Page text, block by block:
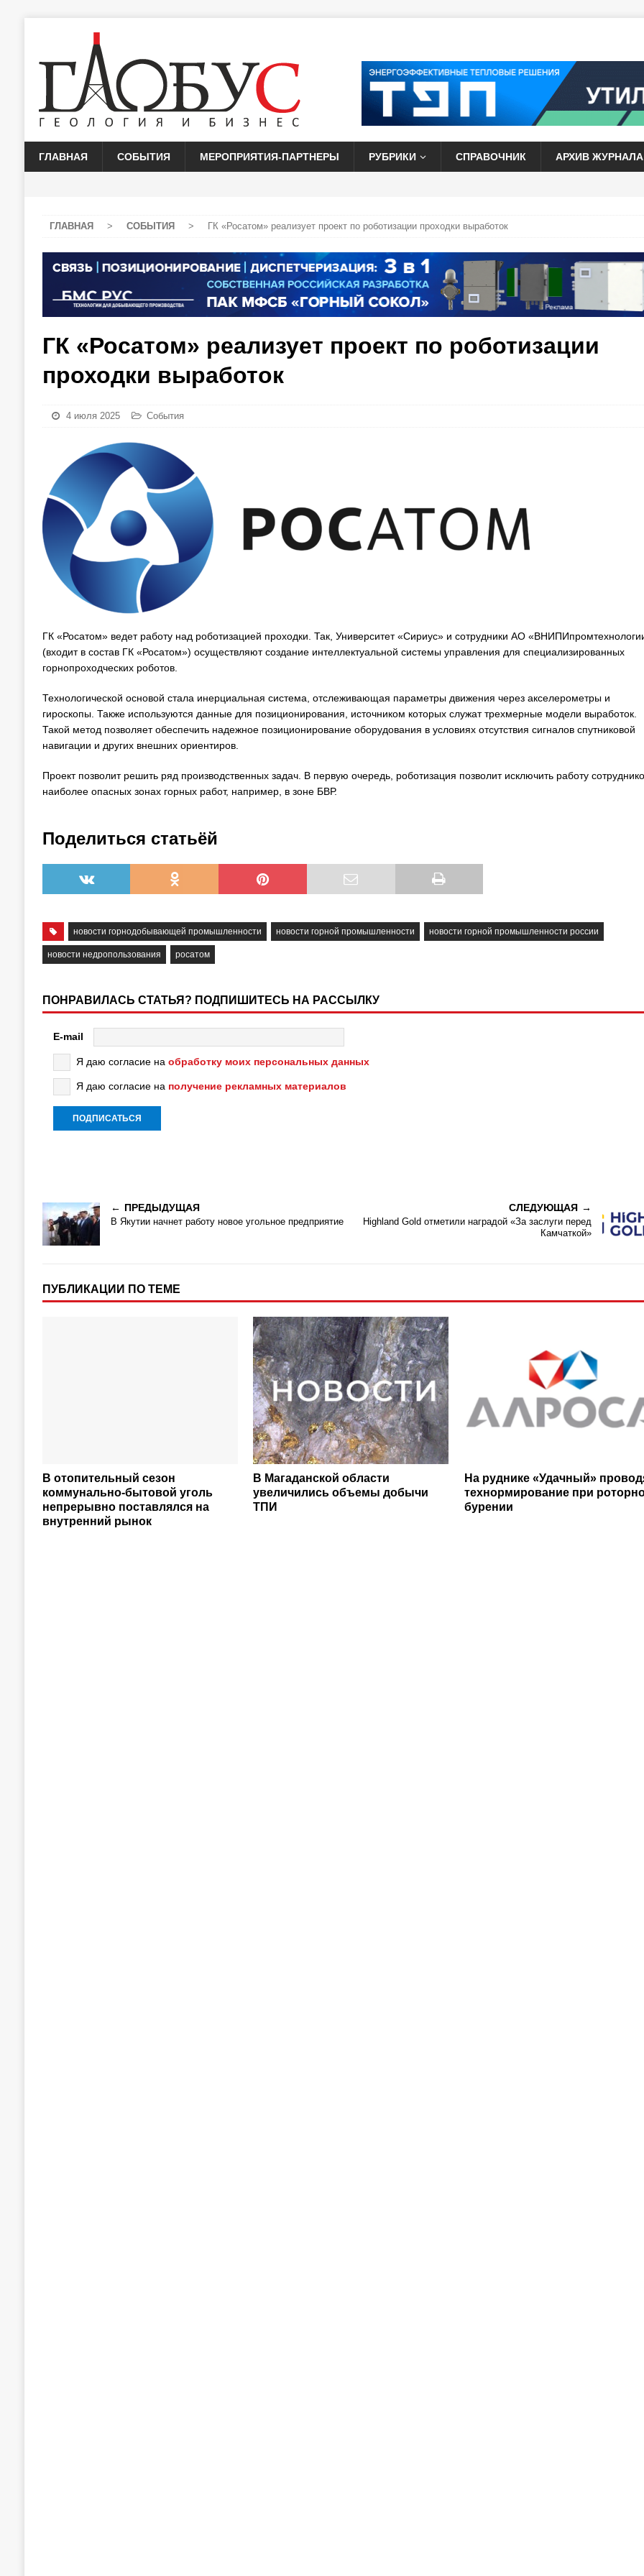
ГЛАВНАЯ СОБЫТИЯ МЕРОПРИЯТИЯ-ПАРТНЕРЫ РУБРИКИ СПРАВОЧНИК АРХИВ ЖУРНАЛА
ГЛАВНАЯ > СОБЫТИЯ > ГК «Росатом» реализует проект по роботизации проходки выработок
ГК «Росатом» реализует проект по роботизации
проходки выработок
4 июля 2025 События
ГК «Росатом» ведет работу над роботизацией проходки. Так, Университет «Сириус» и сотрудники АО
(входит в состав ГК «Росатом») осуществляют создание интеллектуальной системы управления для специализированных
горнопроходческих роботов.
Технологической основой стала инерциальная система, отслеживающая параметры движения через акселерометры и
гироскопы. Также используются данные для позиционирования, источником которых служат трехмерные модели выработок.
Такой метод позволяет обеспечить надежное позиционирование оборудования в условиях отсутствия сигналов спутниковой
навигации и других внешних ориентиров.
Проект позволит решить ряд производственных задач. В первую очередь, роботизация позволит исключить работу
наиболее опасных зонах горных работ, например, в зоне БВР.
Поделиться статьёй
новости горнодобывающей промышленности новости горной промышленности новости горной промышленности россии
новости недропользования росатом
ПОНРАВИЛАСЬ СТАТЬЯ? ПОДПИШИТЕСЬ НА РАССЫЛКУ
E-mail
Я даю согласие на обработку моих персональных данных
Я даю согласие на получение рекламных материалов
ПРЕДЫДУЩАЯ
В Якутии начнет работу новое угольное предприятие
СЛЕДУЮЩАЯ
Highland Gold отметили наградой «За заслуги перед
Камчаткой»
ПУБЛИКАЦИИ ПО ТЕМЕ
В отопительный сезон
коммунально-бытовой уголь
непрерывно поставлялся на
внутренний рынок
В Магаданской области
увеличились объемы добычи
ТПИ
На руднике «Удачный»
технормирование при
бурении